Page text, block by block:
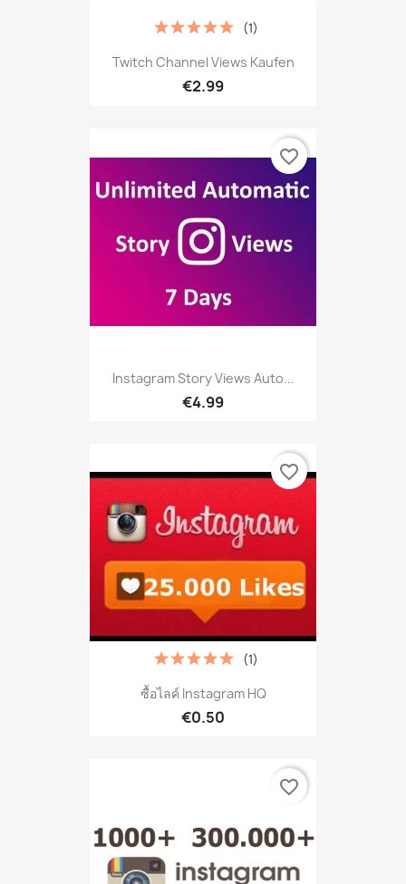
Twitch Channel Views Kaufen
€2.99
(1)
Instagram Story Views Auto...
€4.99
favorite_border
ซื้อไลค์ Instagram HQ
€0.50
(1)
favorite_border
favorite_border